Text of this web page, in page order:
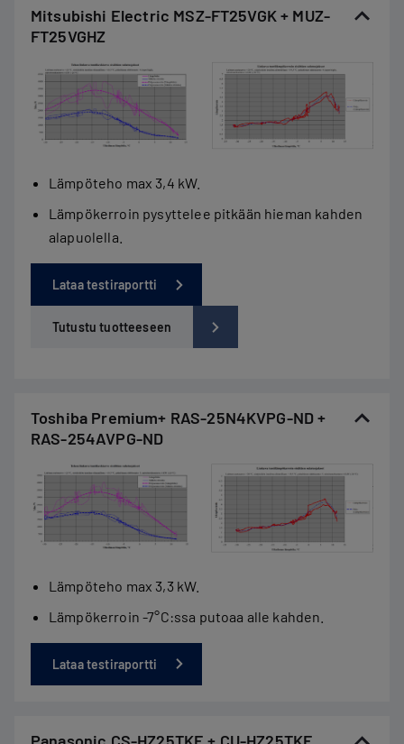
Mitsubishi Electric MSZ-FT25VGK + MUZ-
FT25VGHZ
Lämpöteho max 3,4 kW.
Lämpökerroin pysyttelee pitkään hieman kahden
alapuolella.
Lataa testiraportti
Tutustu tuotteeseen
Toshiba Premium+ RAS-25N4KVPG-ND +
RAS-254AVPG-ND
Lämpöteho max 3,3 kW.
Lämpökerroin -7°C:ssa putoaa alle kahden.
Lataa testiraportti